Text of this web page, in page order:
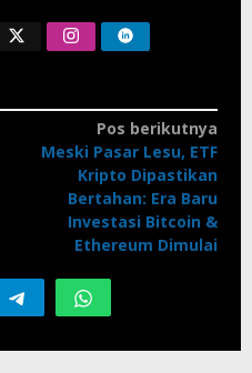
Pos berikutnya
Meski Pasar Lesu, ETF
Kripto Dipastikan
Bertahan: Era Baru
Investasi Bitcoin &
Ethereum Dimulai